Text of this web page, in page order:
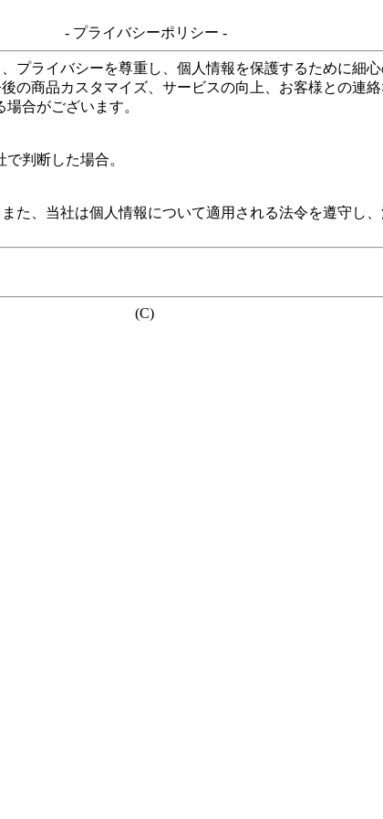
- プライバシーポリシー -
ライバシーを尊重し、個人情報を保護するために細
の商品カスタマイズ、サービスの向上、お客様との連
合がございます。
判断した場合。
、当社は個人情報について適用される法令を遵守し
(C)